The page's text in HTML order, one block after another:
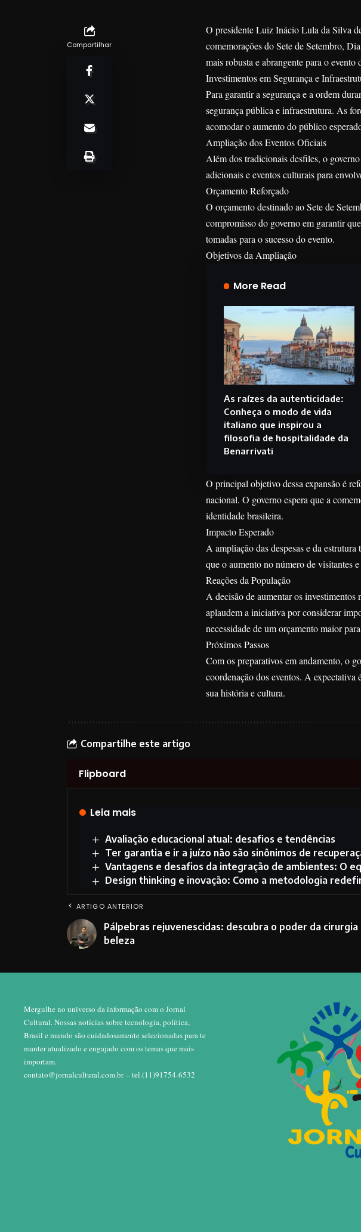
Compartilhar
O presidente Luiz Inácio Lula da Silva
comemorações do Sete de Setembro,
mais robusta e abrangente para o evento
Investimentos em Segurança e
Para garantir a segurança e a ordem
segurança pública e infraestrutura. As
acomodar o aumento do público
Ampliação dos Eventos Oficiais
Além dos tradicionais desfiles, o
adicionais e eventos culturais para
Orçamento Reforçado
O orçamento destinado ao Sete de
compromisso do governo em garantir
tomadas para o sucesso do evento.
Objetivos da Ampliação
More Read
As raízes da autenticidade:
Conheça o modo de vida
italiano que inspirou a
filosofia de hospitalidade da
Benarrivati
O principal objetivo dessa expansão é
nacional. O governo espera que a
identidade brasileira.
Impacto Esperado
A ampliação das despesas e da
que o aumento no número de visitantes
Reações da População
A decisão de aumentar os investimentos
aplaudem a iniciativa por considerar
necessidade de um orçamento maior
Próximos Passos
Com os preparativos em andamento, o
coordenação dos eventos. A expectativa
sua história e cultura.
Compartilhe este artigo
Flipboard
Leia mais
Avaliação educacional atual: desafios e tendências
Ter garantia e ir a juízo não são sinônimos de
Vantagens e desafios da integração de ambientes: O
Design thinking e inovação: Como a metodologia
ARTIGO ANTERIOR
Pálpebras rejuvenescidas: descubra o poder da
beleza
Mergulhe no universo da informação com o Jornal
Cultural. Nossas notícias sobre tecnologia, política,
Brasil e mundo são cuidadosamente selecionadas para te
manter atualizado e engajado com os temas que mais
importam.
contato@jornalcultural.com.br– tel.(11)91754-6532